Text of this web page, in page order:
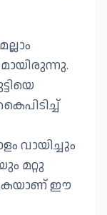
വായിച്ചും
മറ്റു
ഈ